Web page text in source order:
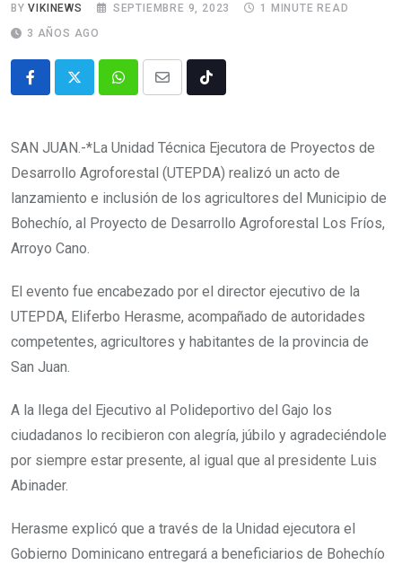
BYVIKINEWS SEPTIEMBRE 9, 2023
1 MINUTE READ
3 AÑOS AGO
SAN JUAN.-*La Unidad Técnica Ejecutora de Proyectos de
Desarrollo Agroforestal (UTEPDA) realizó un acto de
lanzamiento e inclusión de los agricultores del Municipio de
Bohechío, al Proyecto de Desarrollo Agroforestal Los Fríos,
Arroyo Cano.
El evento fue encabezado por el director ejecutivo de la
UTEPDA, Eliferbo Herasme, acompañado de autoridades
competentes, agricultores y habitantes de la provincia de
San Juan.
A la llega del Ejecutivo al Polideportivo del Gajo los
ciudadanos lo recibieron con alegría, júbilo y agradeciéndole
por siempre estar presente, al igual que al presidente Luis
Abinader.
Herasme explicó que a través de la Unidad ejecutora el
Gobierno Dominicano entregará a beneficiarios de Bohechío